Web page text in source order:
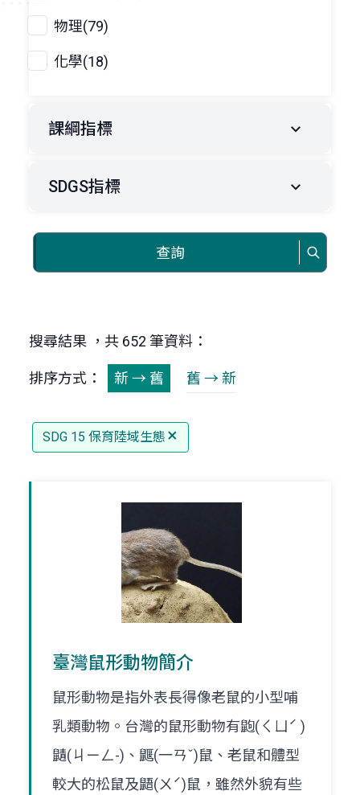
物理(79)
化學(18)
課綱指標
SDGS指標
查詢
搜尋結果 ，共 652 筆資料：
排序方式： 新 → 舊 舊 → 新
SDG 15 保育陸域生態
臺灣鼠形動物簡介
鼠形動物是指外表長得像老鼠的小型哺
乳類動物。台灣的鼠形動物有鼩(ㄑㄩˊ )
鼱(ㄐㄧㄥ-)、鼴(一ㄢˇ)鼠、老鼠和體型
較大的松鼠及鼯(ㄨˊ)鼠，雖然外貌有些